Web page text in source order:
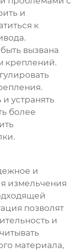
и
к
вызвана
креплений.
устранять
более
и
измельчения
позволят
и
материала,